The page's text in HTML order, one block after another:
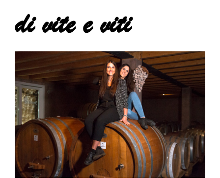
di vite e viti